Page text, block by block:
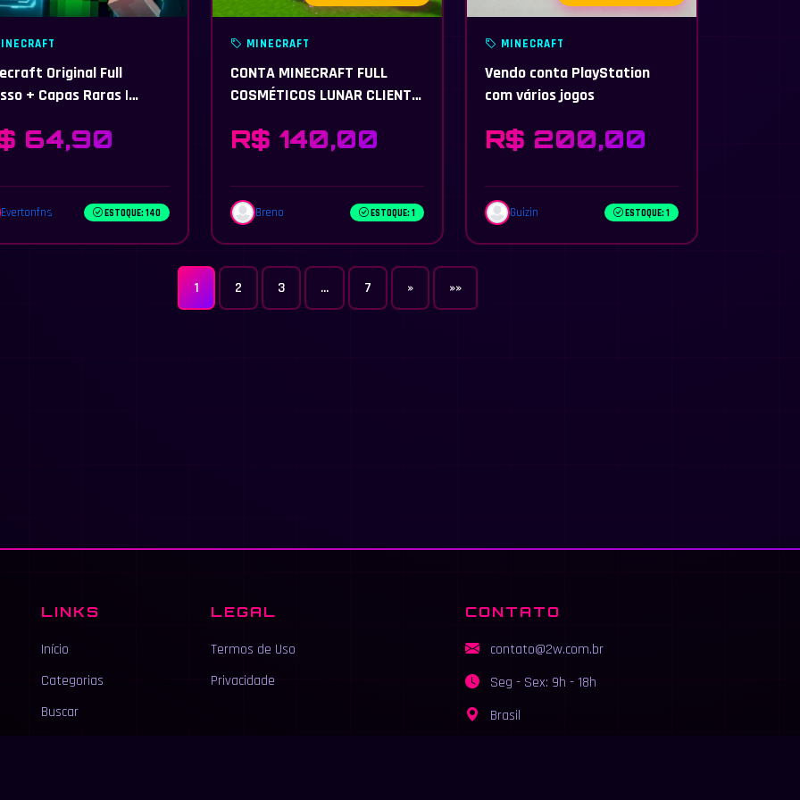
Original Full
+ Capas Raras |
64,90
Evertonfns ESTOQUE: 140
MINECRAFT
CONTA MINECRAFT FULL
COSMÉTICOS LUNAR CLIENT +
R$ 140,00
Breno ESTOQUE: 1
MINECRAFT
Vendo conta PlayStation
com vários jogos
R$ 200,00
Guizin ESTOQUE: 1
1 2 3 ... 7 » »»
LINKS
Início
Categorias
Buscar
LEGAL
Termos de Uso
Privacidade
CONTATO
contato@2w.com.br
Seg - Sex: 9h - 18h
Brasil